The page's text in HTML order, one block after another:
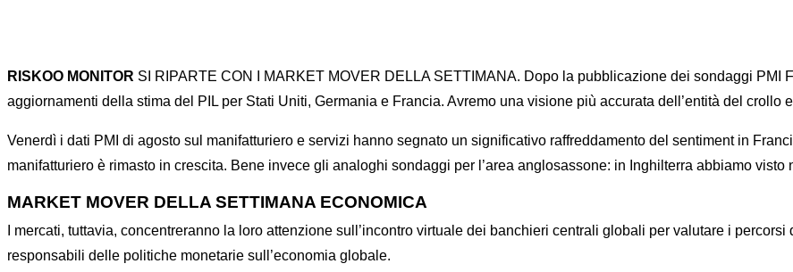
RISKOO MONITOR SI RIPARTE CON I MARKET MOVER DELLA SETTIMANA. Dopo la pubblicazione dei sondaggi PMI
aggiornamenti della stima del PIL per Stati Uniti, Germania e Francia. Avremo una visione più accurata dell’entità del crollo
Venerdì i dati PMI di agosto sul manifatturiero e servizi hanno segnato un significativo raffreddamento del sentiment in
manifatturiero è rimasto in crescita. Bene invece gli analoghi sondaggi per l’area anglosassone: in Inghilterra abbiamo
MARKET MOVER DELLA SETTIMANA ECONOMICA
I mercati, tuttavia, concentreranno la loro attenzione sull’incontro virtuale dei banchieri centrali globali per valutare i
responsabili delle politiche monetarie sull’economia globale.